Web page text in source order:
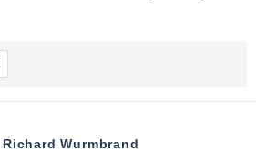
Richard Wurmbrand